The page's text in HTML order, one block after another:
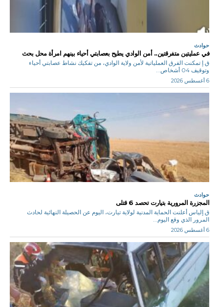
حوادث
في عمليتين متفرقتين.. أمن الوادي يطيح بعصابتي أحياء بينهم امرأة محل بحث
ق.إ تمكنت الفرق العملياتية لأمن ولاية الوادي، من تفكيك نشاط عصابتي أحياء
وتوقيف 04 أشخاص...
6 أغسطس 2026
حوادث
المجزرة المرورية بتيارت تحصد 6 قتلى
ق.إلياس أعلنت الحماية المدنية لولاية تيارت، اليوم عن الحصيلة النهائية لحادث
المرور الذي وقع اليوم...
6 أغسطس 2026